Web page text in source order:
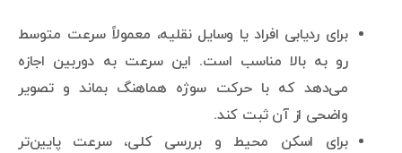
برای ردیابی افراد یا وسایل نقلیه، معمولاً سرعت متوسط
رو به بالا مناسب است. این سرعت به دوربین اجازه
می‌دهد که با حرکت سوژه هماهنگ بماند و تصویر
واضحی از آن ثبت کند.
برای اسکن محیط و بررسی کلی، سرعت پایین‌تر